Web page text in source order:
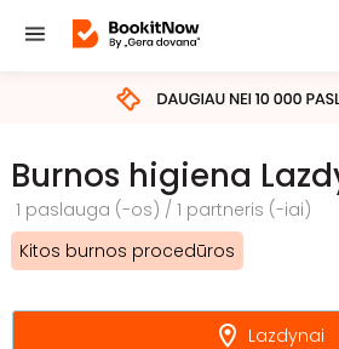
Burnos higiena
1 paslauga (-os) / 1 partneris (-iai)
Kitos burnos procedūros
Lazdynai